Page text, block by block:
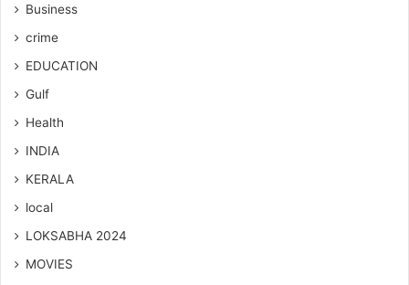
Business
crime
EDUCATION
Gulf
Health
INDIA
KERALA
local
LOKSABHA 2024
MOVIES